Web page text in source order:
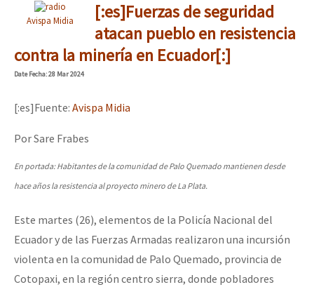
Avispa Midia
[:es]Fuerzas de seguridad
atacan pueblo en resistencia
contra la minería en Ecuador[:]
DateFecha: 28 Mar 2024
[:es]Fuente: Avispa Midia
Por Sare Frabes
En portada: Habitantes de la comunidad de Palo Quemado mantienen desde
hace años la resistencia al proyecto minero de La Plata.
Este martes (26), elementos de la Policía Nacional del
Ecuador y de las Fuerzas Armadas realizaron una incursión
violenta en la comunidad de Palo Quemado, provincia de
Cotopaxi, en la región centro sierra, donde pobladores